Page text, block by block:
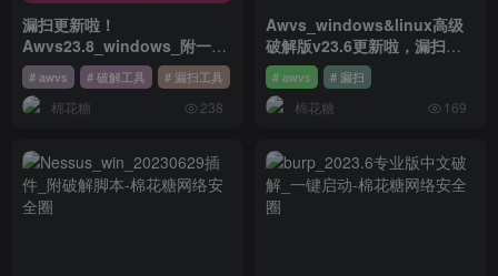
漏扫更新啦！
Awvs23.8_windows_附一键
破解
# awvs # 破解工具 # 漏扫工具
棉花糖 238
Awvs_windows&linux高级
破解版v23.6更新啦，漏扫哒
哒哒哒！
# awvs # 漏扫
棉花糖 169